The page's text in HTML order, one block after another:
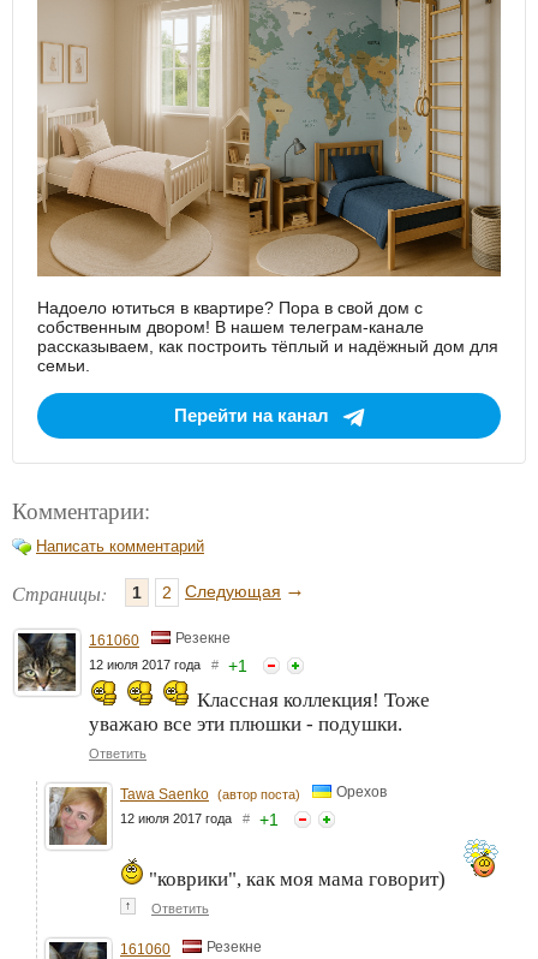
Надоело ютиться в квартире? Пора в свой дом с
собственным двором! В нашем телеграм-канале
рассказываем, как построить тёплый и надёжный дом для
семьи.
Перейти на канал
Комментарии:
Написать комментарий
Страницы: 1 2 Следующая →
161060 Резекне
12 июля 2017 года # +1
Классная коллекция! Тоже
уважаю все эти плюшки - подушки.
Ответить
Tawa Saenko (автор поста) Орехов
12 июля 2017 года # +1
"коврики", как моя мама говорит)
↑ Ответить
161060 Резекне